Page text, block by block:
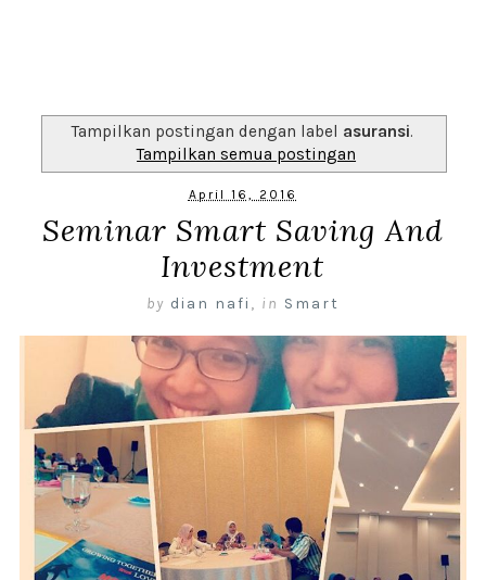
Tampilkan postingan dengan label asuransi.
Tampilkan semua postingan
April 16, 2016
Seminar Smart Saving And
Investment
by dian nafi , in Smart